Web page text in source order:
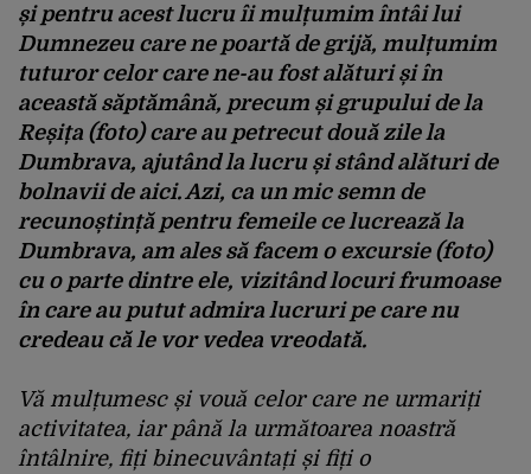
și pentru acest lucru îi mulțumim întâi lui
Dumnezeu care ne poartă de grijă, mulțumim
tuturor celor care ne-au fost alături și în
această săptămână, precum și grupului de la
Reșița (foto) care au petrecut două zile la
Dumbrava, ajutând la lucru și stând alături de
bolnavii de aici. Azi, ca un mic semn de
recunoștință pentru femeile ce lucrează la
Dumbrava, am ales să facem o excursie (foto)
cu o parte dintre ele, vizitând locuri frumoase
în care au putut admira lucruri pe care nu
credeau că le vor vedea vreodată.
Vă mulțumesc și vouă celor care ne urmariți
activitatea, iar până la următoarea noastră
întâlnire, fiți binecuvântați și fiți o